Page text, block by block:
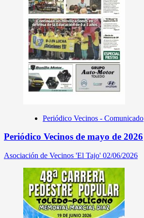
Periódico Vecinos - Comunicado
Periódico Vecinos de mayo de 2026
Asociación de Vecinos 'El Tajo' 02/06/2026